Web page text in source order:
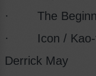
· The
· Icon / Kao-
Derrick May